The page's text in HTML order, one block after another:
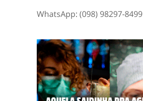
WhatsApp: (098) 98297-8499